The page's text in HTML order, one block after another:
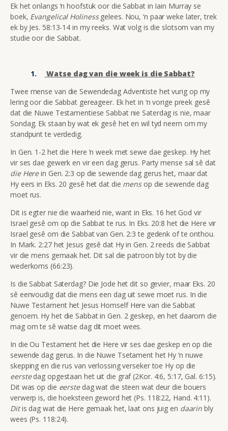
Ek het onlangs ‘n hoofstuk oor die Sabbat in Iain Murray se
boek, Evangelical Holinessgelees. Nou, ‘n paar weke later, trek
ek by Jes. 58:13-14 in my reeks. Wat volg is die slotsom van my
studie oor die Sabbat.
Watse dag van die week is die Sabbat?
Twee mense van die Sewendedag Adventiste het vurig op my
lering oor die Sabbat gereageer. Ek het in ‘n vorige preek gesê
dat die Nuwe Testamentiese Sabbat nie Saterdag is nie, maar
Sondag. Ek staan by wat ek gesê het en wil tyd neem om my
standpunt te verdedig.
In Gen. 1-2 het die Here ’n week met sewe dae geskep. Hy het
vir ses dae gewerk en vir een dag gerus. Party mense sal sê dat
die Herein Gen. 2:3 op die sewende dag gerus het, maar dat
Hy eers in Eks. 20 gesê het dat die mens op die sewende dag
moet rus.
Dit is egter nie die waarheid nie, want in Eks. 16 het God vir
Israel gesê om op die Sabbat te rus. In Eks. 20:8 het die Here vir
Israel gesê om die Sabbat van Gen. 2:3 te gedenk of te onthou.
In Mark. 2:27 het Jesus gesê dat Hy in Gen. 2 reeds die Sabbat
vir die mens gemaak het. Dit sal die patroon bly tot by die
wederkoms (66:23).
Is die Sabbat Saterdag? Die Jode het dit so gevier, maar Eks. 20
sê eenvoudig dat die mens een dag uit sewe moet rus. In die
Nuwe Testament het Jesus Homself Here van die Sabbat
genoem. Hy het die Sabbat in Gen. 2 geskep, en het daarom die
mag om te sê watse dag dit moet wees.
In die Ou Testament het die Here vir ses dae geskep en op die
sewende dag gerus. In die Nuwe Tsetament het Hy ‘n nuwe
skepping en die rus van verlossing verseker toe Hy op die
eerstedag opgestaan het uit die graf (2Kor. 4:6, 5:17, Gal. 6:15).
Dit was op die eerste dag wat die steen wat deur die bouers
verwerp is, die hoeksteen geword het (Ps. 118:22, Hand. 4:11).
Ditis dag wat die Here gemaak het, laat ons juig en daarinbly
wees (Ps. 118:24).